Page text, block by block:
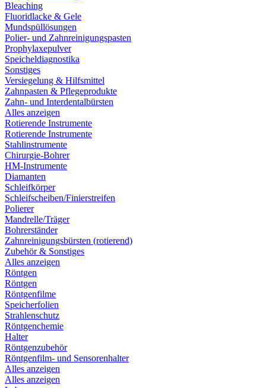
Bleaching
Fluoridlacke & Gele
Mundspüllösungen
Polier- und Zahnreinigungspasten
Prophylaxepulver
Speicheldiagnostika
Sonstiges
Versiegelung & Hilfsmittel
Zahnpasten & Pflegeprodukte
Zahn- und Interdentalbürsten
Alles anzeigen
Rotierende Instrumente
Rotierende Instrumente
Stahlinstrumente
Chirurgie-Bohrer
HM-Instrumente
Diamanten
Schleifkörper
Schleifscheiben/Finierstreifen
Polierer
Mandrelle/Träger
Bohrerständer
Zahnreinigungsbürsten (rotierend)
Zubehör & Sonstiges
Alles anzeigen
Röntgen
Röntgen
Röntgenfilme
Speicherfolien
Strahlenschutz
Röntgenchemie
Halter
Röntgenzubehör
Röntgenfilm- und Sensorenhalter
Alles anzeigen
Alles anzeigen